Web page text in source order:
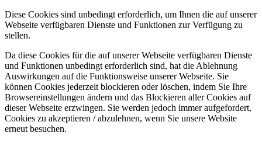
Diese Cookies sind unbedingt erforderlich, um Ihnen die auf unserer
Webseite verfügbaren Dienste und Funktionen zur Verfügung zu
stellen.
Da diese Cookies für die auf unserer Webseite verfügbaren Dienste
und Funktionen unbedingt erforderlich sind, hat die Ablehnung
Auswirkungen auf die Funktionsweise unserer Webseite. Sie
können Cookies jederzeit blockieren oder löschen, indem Sie Ihre
Browsereinstellungen ändern und das Blockieren aller Cookies auf
dieser Webseite erzwingen. Sie werden jedoch immer aufgefordert,
Cookies zu akzeptieren / abzulehnen, wenn Sie unsere Website
erneut besuchen.